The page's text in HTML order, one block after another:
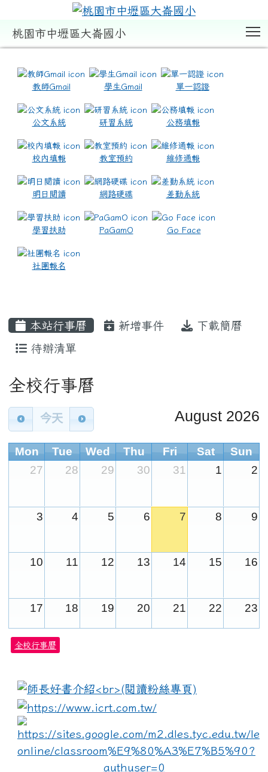
桃園市中壢區大崙國小
教師Gmail 學生Gmail 單一認證
公文系統 研習系統 公務填報
校內填報 教室預約 維修通報
明日閱讀 網路硬碟 差勤系統
學習扶助 PaGamO Go Face
社團報名
本站行事曆 新增事件
下載簡曆
待辦清單
Calendar
全校行事曆
今天 August 2026
Mon Tue Wed Thu Fri Sat
Sun
27
28 29 30 31 1 2
3 4 5 6 7 8 9
10 11 12 13 14 15 16
17 18 19 20 21 22 23
24
全校行事曆
link to https://